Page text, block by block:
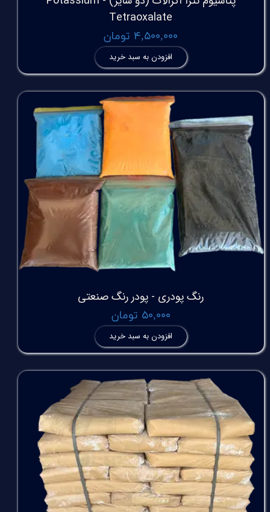
Tetraoxalate
۴,۵۰۰,۰۰۰ تومان
افزودن به سبد خرید
رنگ پودری - پودر رنگ صنعتی
۵۰,۰۰۰ تومان
افزودن به سبد خرید